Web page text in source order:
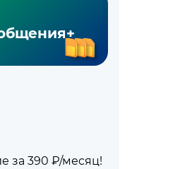
за 390 ₽/месяц!